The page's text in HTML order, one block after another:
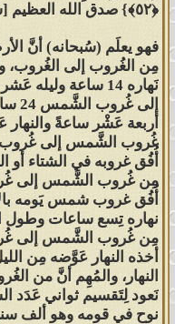
مِن الغُروب إلى
نَهاره 14 ساعة
أربعة عَشْر ساعةً
أُفُق غروبه في الشتاء أو
أُفُق غروب شمس يَومه
نهاره تِسع ساعات
أخذه النهار عَوَّضه مِن
نَعود لِتَقسيم ثواني عَدَد
نوح في قومه وهو ألف سنةٍ